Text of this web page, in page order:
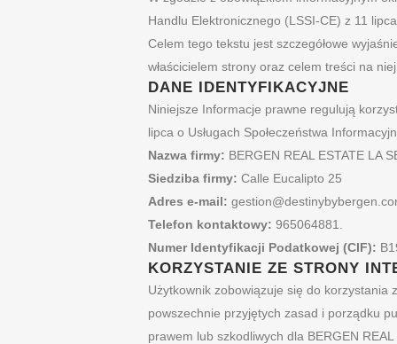
Handlu Elektronicznego (LSSI-CE) z 11
Celem tego tekstu jest szczegółowe
właścicielem strony oraz celem treści na
DANE IDENTYFIKACYJNE
Niniejsze Informacje prawne regulują
lipca o Usługach Społeczeństwa
Nazwa firmy: BERGEN REAL ESTATE LA
Siedziba firmy: Calle Eucalipto 25
Adres e-mail:
Telefon kontaktowy: 965064881.
Numer Identyfikacji Podatkowej (CIF):
KORZYSTANIE ZE STRONY
Użytkownik zobowiązuje się do korzystania
powszechnie przyjętych zasad i porządku
prawem lub szkodliwych dla BERGEN REAL